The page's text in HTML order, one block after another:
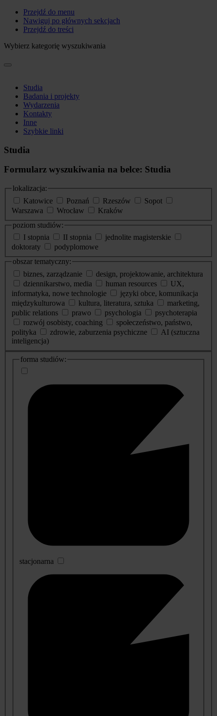
Przejdź do menu
Nawiguj po głównych sekcjach
Przejdź do treści
Wybierz kategorię wyszukiwania
Studia
Badania i projekty
Wydarzenia
Kontakty
Inne
Szybkie linki
Studia
Formularz wyszukiwania na belce: Studia
lokalizacja:
Katowice
Poznań Rzeszów
Sopot
Warszawa
Wrocław
Kraków
poziom studiów:
I stopnia
II stopnia
jednolite magisterskie
doktoraty
podyplomowe
obszar tematyczny:
biznes, zarządzanie
design, projektowanie, architektura
dziennikarstwo, media
human resources
UX,
informatyka, nowe technologie
języki obce, komunikacja
międzykulturowa
kultura, literatura, sztuka
marketing,
public relations
prawo psychologia
psychoterapia
rozwój osobisty, coaching
społeczeństwo, państwo,
polityka
zdrowie, zaburzenia psychiczne
AI (sztuczna
inteligencja)
dodatkowe
informacje
forma studiów:
stacjonarna